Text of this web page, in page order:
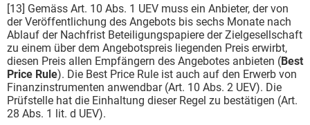
[13] Gemäss Art. 10 Abs. 1 UEV muss ein Anbieter, der von
der Veröffentlichung des Angebots bis sechs Monate nach
Ablauf der Nachfrist Beteiligungspapiere der Zielgesellschaft
zu einem über dem Angebotspreis liegenden Preis erwirbt,
diesen Preis allen Empfängern des Angebotes anbieten (Best
Price Rule). Die Best Price Rule ist auch auf den Erwerb von
Finanzinstrumenten anwendbar (Art. 10 Abs. 2 UEV). Die
Prüfstelle hat die Einhaltung dieser Regel zu bestätigen (Art.
28 Abs. 1 lit. d UEV).